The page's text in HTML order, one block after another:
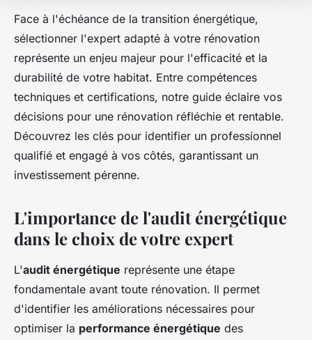
Face à l'échéance de la transition énergétique,
sélectionner l'expert adapté à votre rénovation
représente un enjeu majeur pour l'efficacité et la
durabilité de votre habitat. Entre compétences
techniques et certifications, notre guide éclaire vos
décisions pour une rénovation réfléchie et rentable.
Découvrez les clés pour identifier un professionnel
qualifié et engagé à vos côtés, garantissant un
investissement pérenne.
L'importance de l'audit énergétique
dans le choix de votre expert
L'audit énergétique représente une étape
fondamentale avant toute rénovation. Il permet
d'identifier les améliorations nécessaires pour
optimiser la performance énergétique des